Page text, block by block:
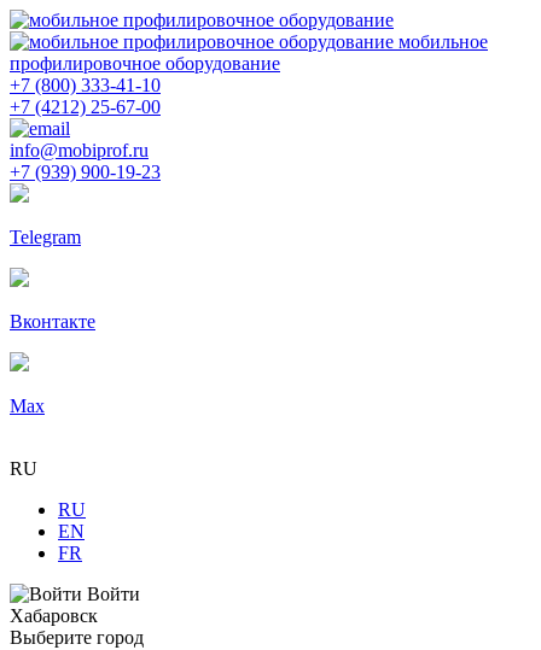
мобильное
профилировочное оборудование
+7 (800) 333-41-10
+7 (4212) 25-67-00
info@mobiprof.ru
+7 (939) 900-19-23
Telegram
Вконтакте
Max
RU
RU
EN
FR
Войти
Хабаровск
Выберите город